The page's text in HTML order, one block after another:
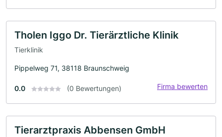
Tholen Iggo Dr. Tierärztliche Klinik
Tierklinik
Pippelweg 71, 38118 Braunschweig
0.0 (0 Bewertungen) Firma bewerten
Tierarztpraxis Abbensen GmbH